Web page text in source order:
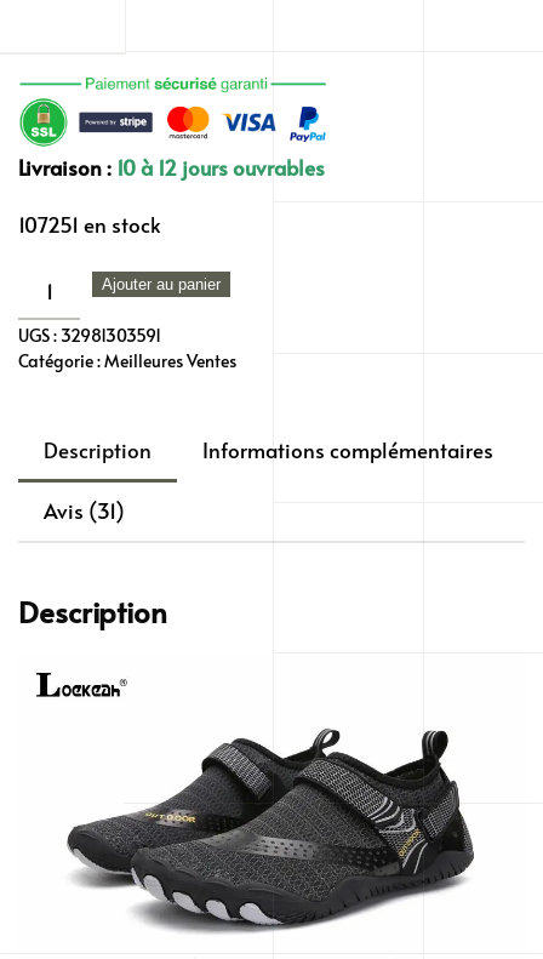
Livraison : 10 à 12 jours ouvrables
107251 en stock
quantité
de
Chaussure
séchage
antidérapant,
femmes
hommes
Ajouter au panier
UGS : 32981303591
Catégorie :Meilleures Ventes
Description Informations complémentaires
Avis (31)
Description